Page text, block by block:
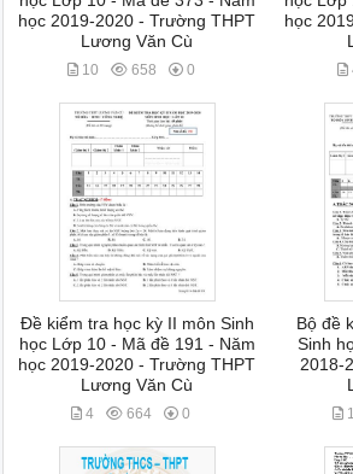
học 2019-2020 - Trường THPT
Lương Văn Cù
10 658 0
học
Đề kiểm tra học kỳ II môn Sinh
học Lớp 10 - Mã đề 191 - Năm
học 2019-2020 - Trường THPT
Lương Văn Cù
4 664 0
Bộ đề
Sinh
2018-